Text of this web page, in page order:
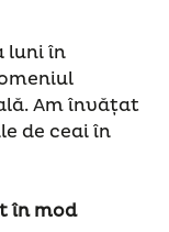
luni în
Am învățat
de ceai în
în mod